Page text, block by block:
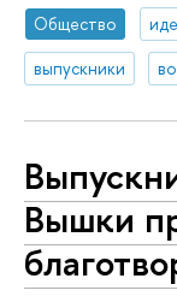
Общество
выпускники
Вышки